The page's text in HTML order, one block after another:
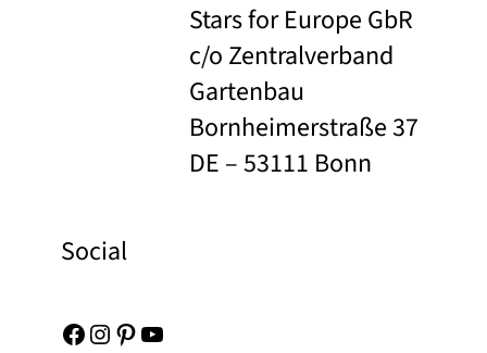
Stars for Europe GbR
c/o Zentralverband
Gartenbau
Bornheimerstraße 37
DE – 53111 Bonn
Social
Facebook Instagram Pinterest YouTube